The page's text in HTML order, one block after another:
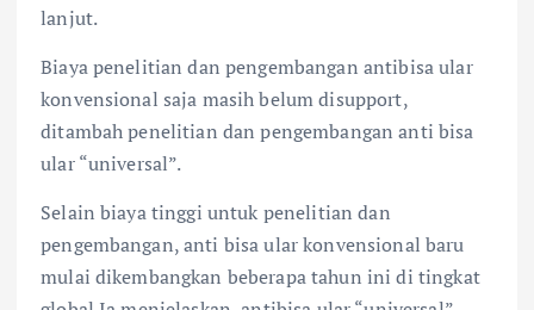
lanjut.
Biaya penelitian dan pengembangan antibisa ular
konvensional saja masih belum disupport,
ditambah penelitian dan pengembangan anti bisa
ular “universal”.
Selain biaya tinggi untuk penelitian dan
pengembangan, anti bisa ular konvensional baru
mulai dikembangkan beberapa tahun ini di tingkat